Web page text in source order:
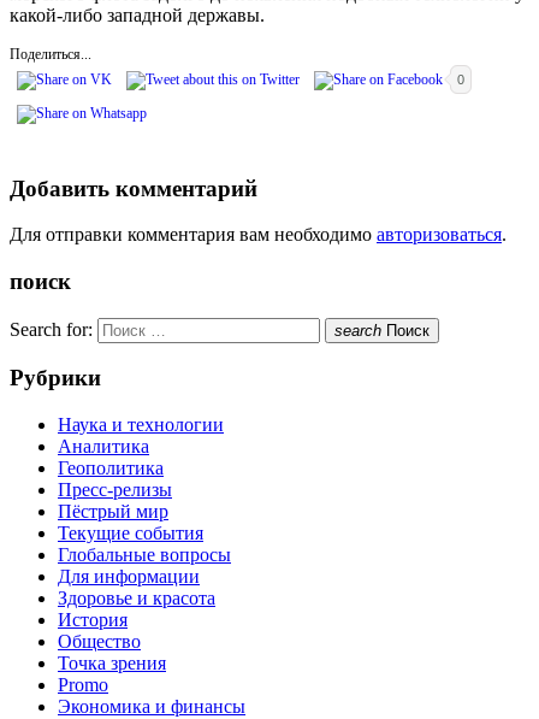
какой-либо западной державы.
Поделиться...
0
Добавить комментарий
Для отправки комментария вам необходимо авторизоваться.
поиск
Search for: search Поиск
Рубрики
Наука и технологии
Аналитика
Геополитика
Пресс-релизы
Пёстрый мир
Текущие события
Глобальные вопросы
Для информации
Здоровье и красота
История
Общество
Точка зрения
Promo
Экономика и финансы